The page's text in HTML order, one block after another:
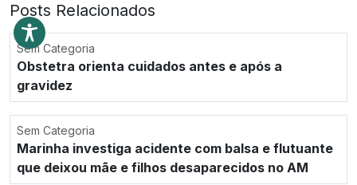
Posts Relacionados
Sem Categoria
Obstetra orienta cuidados antes e após a
gravidez
Sem Categoria
Marinha investiga acidente com balsa e flutuante
que deixou mãe e filhos desaparecidos no AM